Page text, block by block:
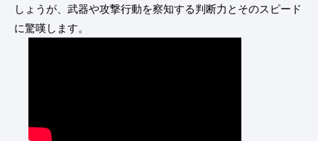
しょうが、武器や攻撃行動を察知する判断力とそのスピード
に驚嘆します。